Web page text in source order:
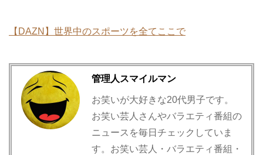
【DAZN】世界中のスポーツを全てここで
管理人スマイルマン
お笑いが大好きな20代男子です。
お笑い芸人さんやバラエティ番組の
ニュースを毎日チェックしていま
す。お笑い芸人・バラエティ番組・